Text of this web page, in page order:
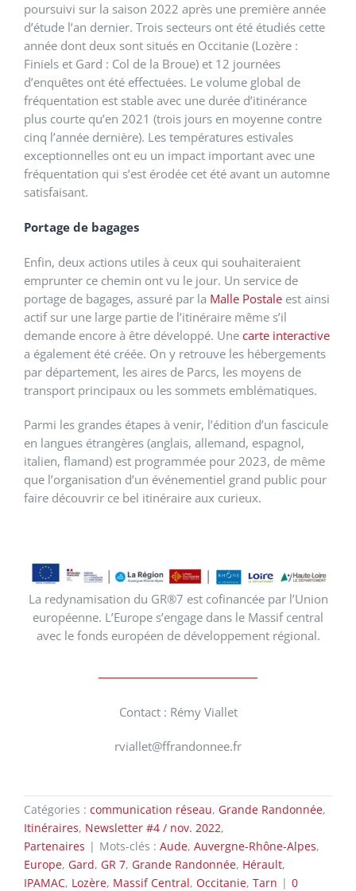
poursuivi sur la saison 2022 après une première année
d’étude l’an dernier. Trois secteurs ont été étudiés cette
année dont deux sont situés en Occitanie (Lozère :
Finiels et Gard : Col de la Broue) et 12 journées
d’enquêtes ont été effectuées. Le volume global de
fréquentation est stable avec une durée d’itinérance
plus courte qu’en 2021 (trois jours en moyenne contre
cinq l’année dernière). Les températures estivales
exceptionnelles ont eu un impact important avec une
fréquentation qui s’est érodée cet été avant un automne
satisfaisant.
Portage de bagages
Enfin, deux actions utiles à ceux qui souhaiteraient
emprunter ce chemin ont vu le jour. Un service de
portage de bagages, assuré par la Malle Postale est ainsi
actif sur une large partie de l’itinéraire même s’il
demande encore à être développé. Une carte interactive
a également été créée. On y retrouve les hébergements
par département, les aires de Parcs, les moyens de
transport principaux ou les sommets emblématiques.
Parmi les grandes étapes à venir, l’édition d’un fascicule
en langues étrangères (anglais, allemand, espagnol,
italien, flamand) est programmée pour 2023, de même
que l’organisation d’un événementiel grand public pour
faire découvrir ce bel itinéraire aux curieux.
La redynamisation du GR®7 est cofinancée par l’Union
européenne. L’Europe s’engage dans le Massif central
avec le fonds européen de développement régional.
Contact : Rémy Viallet
rviallet@ffrandonnee.fr
Catégories : communication réseau, Grande Randonnée,
Itinéraires, Newsletter #4 / nov. 2022,
Partenaires | Mots-clés : Aude, Auvergne-Rhône-Alpes,
Europe, Gard, GR 7, Grande Randonnée, Hérault,
IPAMAC, Lozère, Massif Central, Occitanie, Tarn | 0